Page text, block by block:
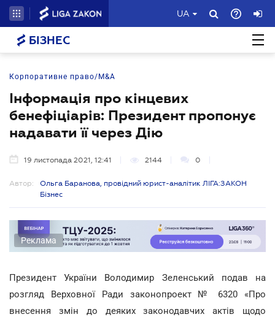
UA
БІЗНЕС
Корпоративне право/M&A
Інформація про кінцевих
бенефіціарів: Президент пропонує
надавати її через Дію
19 листопада 2021, 12:41 2144 0
Автор:
Ольга Баранова, провідний юрист-аналітик ЛІГА:ЗАКОН
Бізнес
Реклама
Президент України Володимир Зеленський подав на
розгляд Верховної Ради законопроект № 6320 «Про
внесення змін до деяких законодавчих актів щодо